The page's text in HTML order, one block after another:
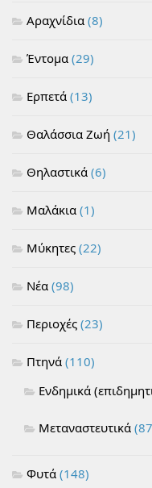
Αραχνίδια (8)
Έντομα (29)
Ερπετά (13)
Θαλάσσια Ζωή (21)
Θηλαστικά (6)
Μαλάκια (1)
Μύκητες (22)
Νέα (98)
Περιοχές (23)
Πτηνά (110)
Ενδημικά
Μεταναστευτικά
Φυτά (148)